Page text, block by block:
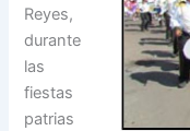
Reyes,
durante
las
fiestas
patrias